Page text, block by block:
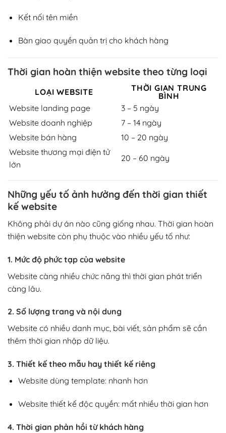
Kết nối tên miền
Bàn giao quyền quản trị cho khách hàng
Thời gian hoàn thiện website theo từng loại
LOẠI WEBSITE
THỜI GIAN TRUNG
BÌNH
Website landing page
3 – 5 ngày
Website doanh nghiệp
7 – 14 ngày
Website bán hàng
10 – 20 ngày
Website thương mại điện tử
lớn
20 – 60 ngày
Những yếu tố ảnh hưởng đến thời gian thiết
kế website
Không phải dự án nào cũng giống nhau. Thời gian hoàn
thiện website còn phụ thuộc vào nhiều yếu tố như:
1. Mức độ phức tạp của website
Website càng nhiều chức năng thì thời gian phát triển
càng lâu.
2. Số lượng trang và nội dung
Website có nhiều danh mục, bài viết, sản phẩm sẽ cần
thêm thời gian nhập dữ liệu.
3. Thiết kế theo mẫu hay thiết kế riêng
Website dùng template: nhanh hơn
Website thiết kế độc quyền: mất nhiều thời gian hơn
4. Thời gian phản hồi từ khách hàng